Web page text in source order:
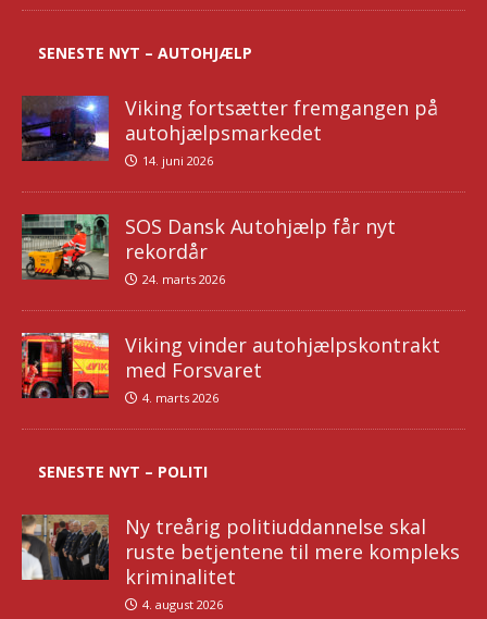
SENESTE NYT – AUTOHJÆLP
Viking fortsætter fremgangen på
autohjælpsmarkedet
14. juni 2026
SOS Dansk Autohjælp får nyt
rekordår
24. marts 2026
Viking vinder autohjælpskontrakt
med Forsvaret
4. marts 2026
SENESTE NYT – POLITI
Ny treårig politiuddannelse skal
ruste betjentene til mere kompleks
kriminalitet
4. august 2026